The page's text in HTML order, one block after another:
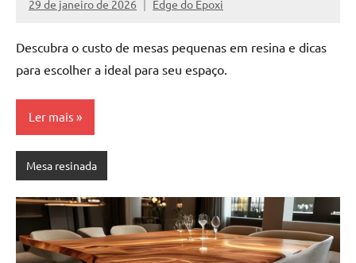
de
alta
River
Tables
e
mesas
de
tampinhas
29 de janeiro de 2026 Edge do Epoxi
Nenhum
Descubra o custo de mesas pequenas em resina e dicas
para escolher a ideal para seu espaço.
Ler mais
Mesa resinada